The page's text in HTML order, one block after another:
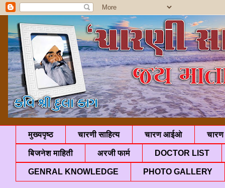
मुख्यपृष्ठ चारणी साहित्य चारण आईओ चारण
बिजनेश माहिती अरजी फार्म DOCTOR LIST
GENRAL KNOWLEDGE PHOTO GALLERY